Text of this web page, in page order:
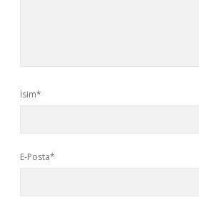
İsim*
E-Posta*